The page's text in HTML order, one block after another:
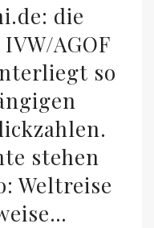
die
AGOF
so
stehen
Weltreise